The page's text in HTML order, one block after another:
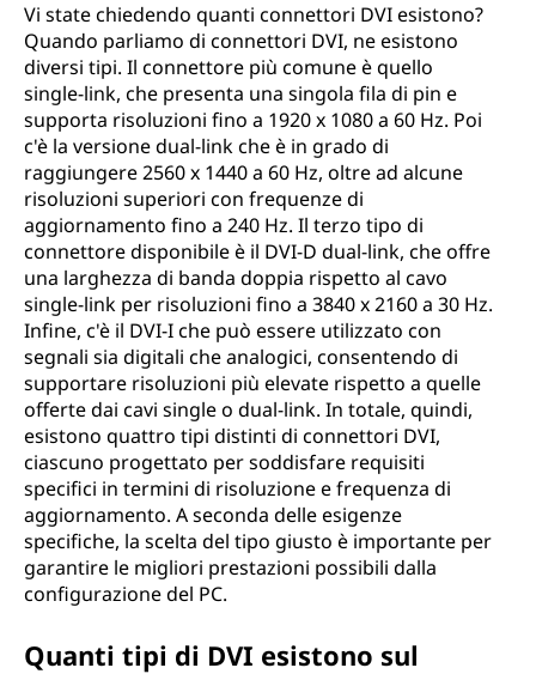
Vi state chiedendo quanti connettori DVI esistono?
Quando parliamo di connettori DVI, ne esistono
diversi tipi. Il connettore più comune è quello
single-link, che presenta una singola fila di pin e
supporta risoluzioni fino a 1920 x 1080 a 60 Hz. Poi
c'è la versione dual-link che è in grado di
raggiungere 2560 x 1440 a 60 Hz, oltre ad alcune
risoluzioni superiori con frequenze di
aggiornamento fino a 240 Hz. Il terzo tipo di
connettore disponibile è il DVI-D dual-link, che offre
una larghezza di banda doppia rispetto al cavo
single-link per risoluzioni fino a 3840 x 2160 a 30 Hz.
Infine, c'è il DVI-I che può essere utilizzato con
segnali sia digitali che analogici, consentendo di
supportare risoluzioni più elevate rispetto a quelle
offerte dai cavi single o dual-link. In totale, quindi,
esistono quattro tipi distinti di connettori DVI,
ciascuno progettato per soddisfare requisiti
specifici in termini di risoluzione e frequenza di
aggiornamento. A seconda delle esigenze
specifiche, la scelta del tipo giusto è importante per
garantire le migliori prestazioni possibili dalla
configurazione del PC.
Quanti tipi di DVI esistono sul